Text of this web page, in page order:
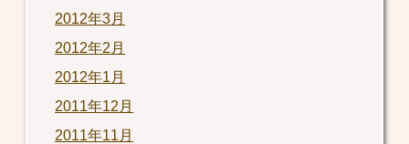
2012年3月
2012年2月
2012年1月
2011年12月
2011年11月